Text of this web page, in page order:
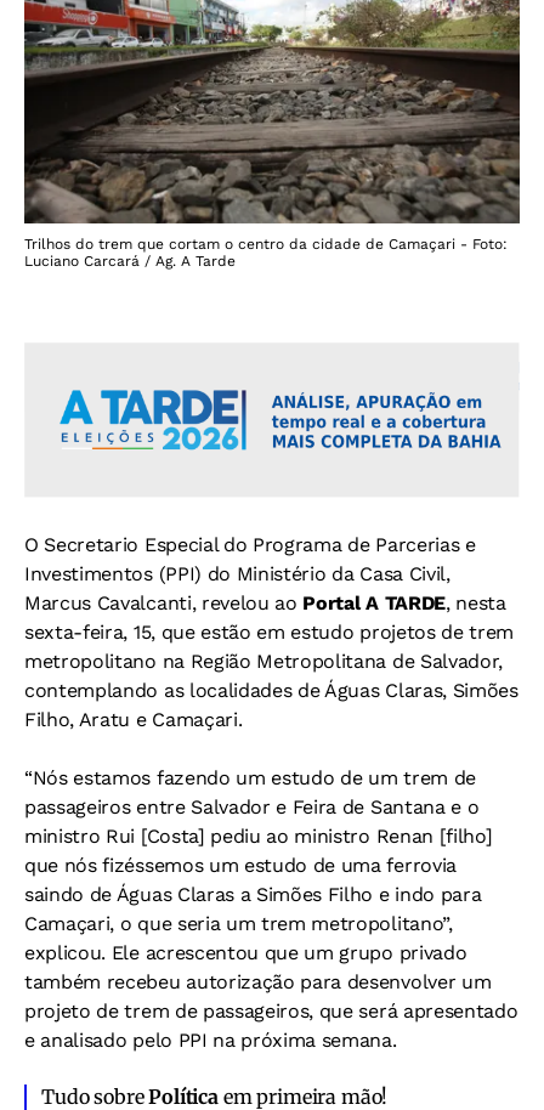
Trilhos do trem que cortam o centro da cidade de Camaçari - Foto:
Luciano Carcará / Ag. A Tarde
O Secretario Especial do Programa de Parcerias e
Investimentos (PPI) do Ministério da Casa Civil,
Marcus Cavalcanti, revelou ao Portal A TARDE, nesta
sexta-feira, 15, que estão em estudo projetos de trem
metropolitano na Região Metropolitana de Salvador,
contemplando as localidades de Águas Claras, Simões
Filho, Aratu e Camaçari.
“Nós estamos fazendo um estudo de um trem de
passageiros entre Salvador e Feira de Santana e o
ministro Rui [Costa] pediu ao ministro Renan [filho]
que nós fizéssemos um estudo de uma ferrovia
saindo de Águas Claras a Simões Filho e indo para
Camaçari, o que seria um trem metropolitano”,
explicou. Ele acrescentou que um grupo privado
também recebeu autorização para desenvolver um
projeto de trem de passageiros, que será apresentado
e analisado pelo PPI na próxima semana.
Tudo sobrePolítica em primeira mão!